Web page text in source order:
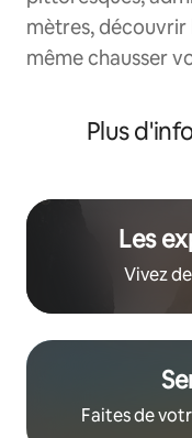
mètres, découvrir
même chausser
Plus
Les
Vivez
Faites de